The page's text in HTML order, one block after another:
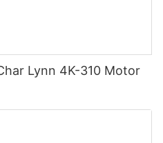
Lynn 4K-310 Motor